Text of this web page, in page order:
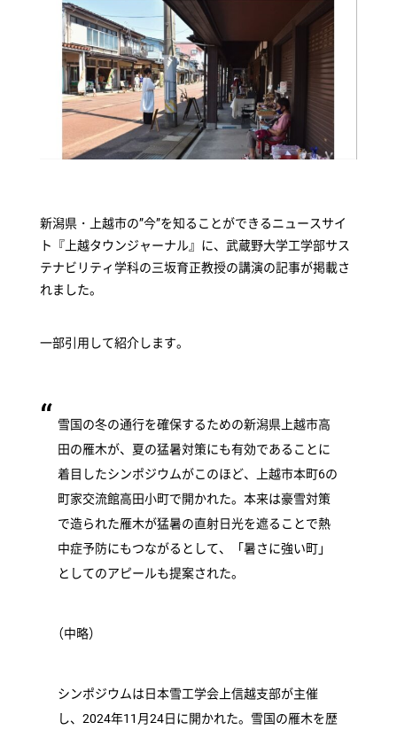
新潟県・上越市の”今”を知ることができるニュースサイ
ト『上越タウンジャーナル』に、武蔵野大学工学部サス
テナビリティ学科の三坂育正教授の講演の記事が掲載さ
れました。
一部引用して紹介します。
雪国の冬の通行を確保するための新潟県上越市高
田の雁木が、夏の猛暑対策にも有効であることに
着目したシンポジウムがこのほど、上越市本町6の
町家交流館高田小町で開かれた。本来は豪雪対策
で造られた雁木が猛暑の直射日光を遮ることで熱
中症予防にもつながるとして、「暑さに強い町」
としてのアピールも提案された。
（中略）
シンポジウムは日本雪工学会上信越支部が主催
し、2024年11月24日に開かれた。雪国の雁木を歴